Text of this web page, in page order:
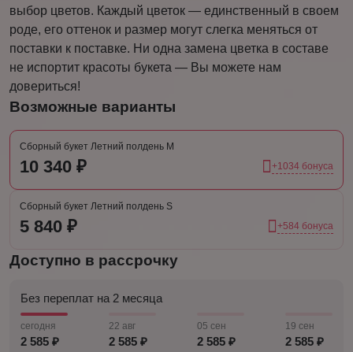
выбор цветов. Каждый цветок — единственный в своем
роде, его оттенок и размер могут слегка меняться от
поставки к поставке. Ни одна замена цветка в составе
не испортит красоты букета — Вы можете нам
довериться!
Возможные варианты
Сборный букет Летний полдень M
10 340 ₽ +1034 бонуса
Сборный букет Летний полдень S
5 840 ₽ +584 бонуса
Доступно в рассрочку
Без переплат на 2 месяца
сегодня
2 585 ₽
22 авг
2 585 ₽
05 сен
2 585 ₽
19 сен
2 585 ₽